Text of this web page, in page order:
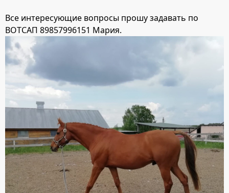
Все интересующие вопросы прошу задавать по
ВОТСАП 89857996151 Мария.